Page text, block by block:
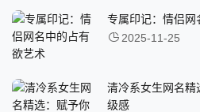
专属印记：情侣网
2025-11-25
清冷系女生网名精
级感